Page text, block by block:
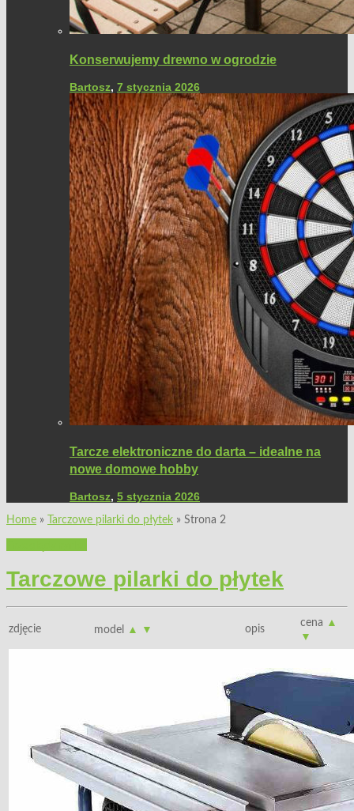
Konserwujemy drewno w ogrodzie
Bartosz, 7 stycznia 2026
Tarcze elektroniczne do darta – idealne na
nowe domowe hobby
Bartosz, 5 stycznia 2026
Home » Tarczowe pilarki do płytek » Strona 2
Tarczowe pilarki do płytek
zdjęcie model ▲ ▼ opis
cena ▲
▼